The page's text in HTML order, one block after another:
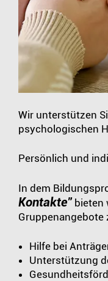
Wir unterstützen
psychologischen
Persönlich und
In dem
Kontakte" bieten
Gruppenangebote
Hilfe bei
Unterstützung